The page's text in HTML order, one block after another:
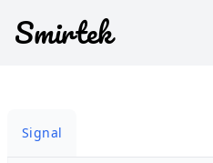
Smirtek
Signal